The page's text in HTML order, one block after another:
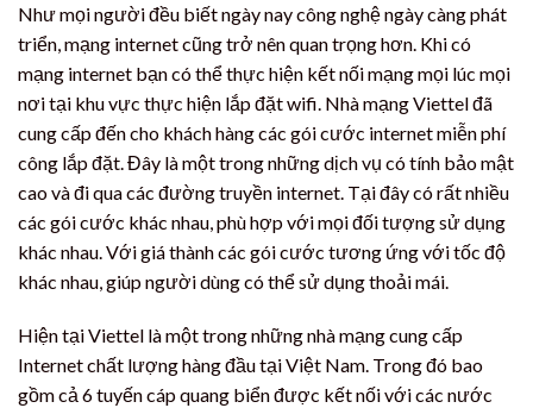
Như mọi người đều biết ngày nay công nghệ ngày càng phát
triển, mạng internet cũng trở nên quan trọng hơn. Khi có
mạng internet bạn có thể thực hiện kết nối mạng mọi lúc mọi
nơi tại khu vực thực hiện lắp đặt wifi. Nhà mạng Viettel đã
cung cấp đến cho khách hàng các gói cước internet miễn phí
công lắp đặt. Đây là một trong những dịch vụ có tính bảo mật
cao và đi qua các đường truyền internet. Tại đây có rất nhiều
các gói cước khác nhau, phù hợp với mọi đối tượng sử dụng
khác nhau. Với giá thành các gói cước tương ứng với tốc độ
khác nhau, giúp người dùng có thể sử dụng thoải mái.
Hiện tại Viettel là một trong những nhà mạng cung cấp
Internet chất lượng hàng đầu tại Việt Nam. Trong đó bao
gồm cả 6 tuyến cáp quang biển được kết nối với các nước